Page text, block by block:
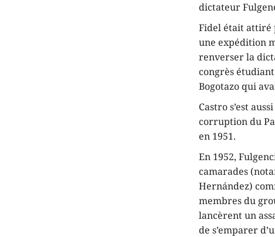
dictateur
Fidel était attiré
une expédition
renverser la
congrès
Bogotazo qui
Castro s’est
corruption du
en 1951.
En 1952,
camarades
Hernández)
membres du
lancèrent un
de s’emparer